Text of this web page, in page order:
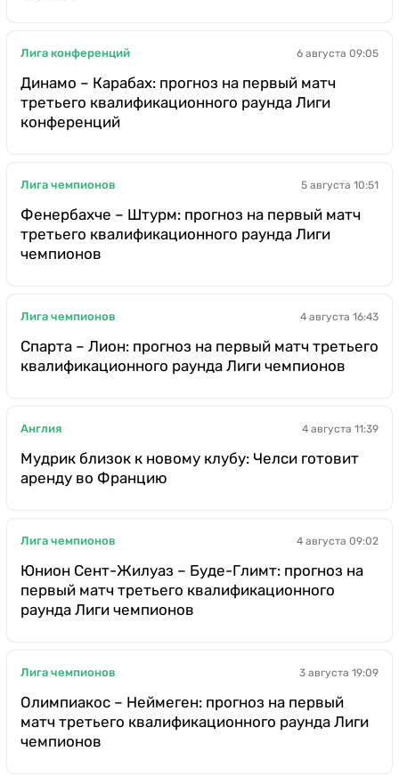
Лига конференций 6 августа 09:05
Динамо – Карабах: прогноз на первый матч
третьего квалификационного раунда Лиги
конференций
Лига чемпионов 5 августа 10:51
Фенербахче – Штурм: прогноз на первый матч
третьего квалификационного раунда Лиги
чемпионов
Лига чемпионов 4 августа 16:43
Спарта – Лион: прогноз на первый матч третьего
квалификационного раунда Лиги чемпионов
Англия 4 августа 11:39
Мудрик близок к новому клубу: Челси готовит
аренду во Францию
Лига чемпионов 4 августа 09:02
Юнион Сент-Жилуаз – Буде-Глимт: прогноз на
первый матч третьего квалификационного
раунда Лиги чемпионов
Лига чемпионов 3 августа 19:09
Олимпиакос – Неймеген: прогноз на первый
матч третьего квалификационного раунда Лиги
чемпионов